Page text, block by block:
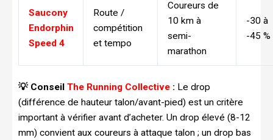
Saucony
Endorphin
Speed 4
Route /
compétition
et tempo
Coureurs de
10 km à
semi-
marathon
-30 à
-45 %
💡 Conseil The Running Collective : Le drop
(différence de hauteur talon/avant-pied) est un critère
important à vérifier avant d’acheter. Un drop élevé (8-12
mm) convient aux coureurs à attaque talon ; un drop bas